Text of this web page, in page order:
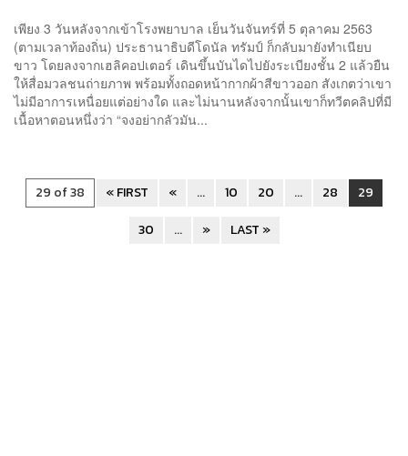
เพียง 3 วันหลังจากเข้าโรงพยาบาล เย็นวันจันทร์ที่ 5 ตุลาคม 2563
(ตามเวลาท้องถิ่น) ประธานาธิบดีโดนัล ทรัมป์ ก็กลับมายังทำเนียบ
ขาว โดยลงจากเฮลิคอปเตอร์ เดินขึ้นบันไดไปยังระเบียงชั้น 2 แล้วยืน
ให้สื่อมวลชนถ่ายภาพ พร้อมทั้งถอดหน้ากากผ้าสีขาวออก สังเกตว่าเขา
ไม่มีอาการเหนื่อยแต่อย่างใด และไม่นานหลังจากนั้นเขาก็ทวีตคลิปที่มี
เนื้อหาตอนหนึ่งว่า “จงอย่ากลัวมัน...
29 of 38 « FIRST « ... 10 20 ... 28
29
30
... » LAST »